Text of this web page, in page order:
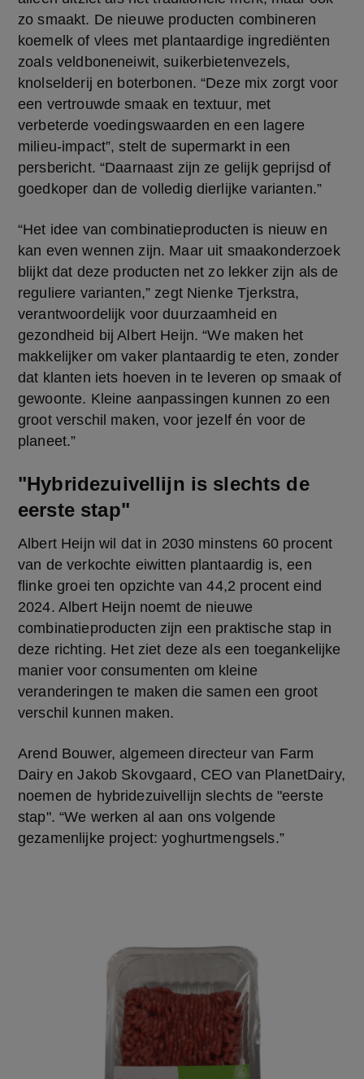
zo smaakt. De nieuwe producten combineren
koemelk of vlees met plantaardige ingrediënten
zoals veldboneneiwit, suikerbietenvezels,
knolselderij en boterbonen. “Deze mix zorgt voor
een vertrouwde smaak en textuur, met
verbeterde voedingswaarden en een lagere
milieu-impact”, stelt de supermarkt in een
persbericht. “Daarnaast zijn ze gelijk geprijsd of
goedkoper dan de volledig dierlijke varianten.”
“Het idee van combinatieproducten is nieuw en
kan even wennen zijn. Maar uit smaakonderzoek
blijkt dat deze producten net zo lekker zijn als de
reguliere varianten,” zegt Nienke Tjerkstra,
verantwoordelijk voor duurzaamheid en
gezondheid bij Albert Heijn. “We maken het
makkelijker om vaker plantaardig te eten, zonder
dat klanten iets hoeven in te leveren op smaak of
gewoonte. Kleine aanpassingen kunnen zo een
groot verschil maken, voor jezelf én voor de
planeet.”
"Hybridezuivellijn is slechts de
eerste stap"
Albert Heijn wil dat in 2030 minstens 60 procent
van de verkochte eiwitten plantaardig is, een
flinke groei ten opzichte van 44,2 procent eind
2024. Albert Heijn noemt de nieuwe
combinatieproducten zijn een praktische stap in
deze richting. Het ziet deze als een toegankelijke
manier voor consumenten om kleine
veranderingen te maken die samen een groot
verschil kunnen maken.
Arend Bouwer, algemeen directeur van Farm
Dairy en Jakob Skovgaard, CEO van PlanetDairy,
noemen de hybridezuivellijn slechts de "eerste
stap". “We werken al aan ons volgende
gezamenlijke project: yoghurtmengsels.”